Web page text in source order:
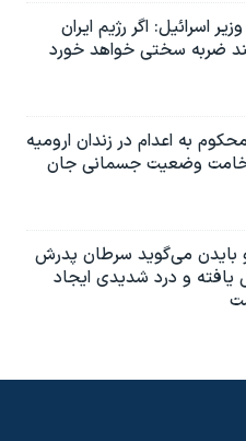
اسرائيل: اگر رژیم ایران
ضربه سختی خواهد خورد
به اعدام در زندان ارومیه
وخامت وضعیت جسمانی جان
بایدن می‌گوید سرطان پدرش
و درد شدیدی ایجاد